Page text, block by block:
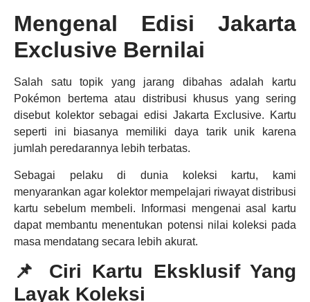
Mengenal Edisi Jakarta
Exclusive Bernilai
Salah satu topik yang jarang dibahas adalah kartu
Pokémon bertema atau distribusi khusus yang sering
disebut kolektor sebagai edisi Jakarta Exclusive. Kartu
seperti ini biasanya memiliki daya tarik unik karena
jumlah peredarannya lebih terbatas.
Sebagai pelaku di dunia koleksi kartu, kami
menyarankan agar kolektor mempelajari riwayat distribusi
kartu sebelum membeli. Informasi mengenai asal kartu
dapat membantu menentukan potensi nilai koleksi pada
masa mendatang secara lebih akurat.
📌 Ciri Kartu Eksklusif Yang
Layak Koleksi